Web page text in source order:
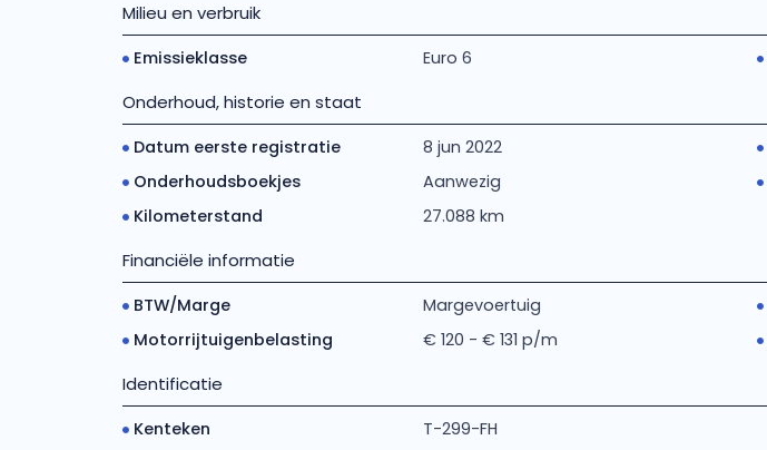
Milieu en verbruik
Emissieklasse Euro 6
Onderhoud, historie en staat
Datum eerste registratie 8 jun 2022
Onderhoudsboekjes
Aanwezig
Kilometerstand
27.088 km
Financiële informatie
BTW/Marge Margevoertuig
Motorrijtuigenbelasting
€ 120 - € 131 p/m
Identificatie
Kenteken T-299-FH